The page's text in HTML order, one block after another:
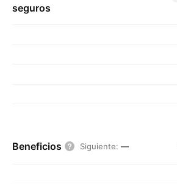
seguros
Beneficios Siguiente: —